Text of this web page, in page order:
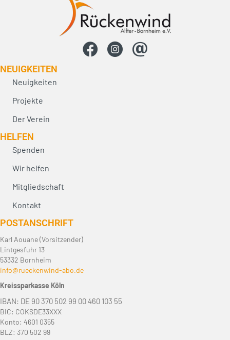
NEUIG­KEITEN
Neuigkeiten
Projekte
Der Verein
HELFEN
Spenden
Wir helfen
Mitgliedschaft
Kontakt
POST­ANSCHRIFT
Karl Aouane (Vorsitzender)
Lintgesfuhr 13
53332 Bornheim
info@rueckenwind-abo.de
Kreissparkasse Köln
IBAN: DE 90 370 502 99 00 460 103 55
BIC: COKSDE33XXX
Konto: 4601 0355
BLZ: 370 502 99